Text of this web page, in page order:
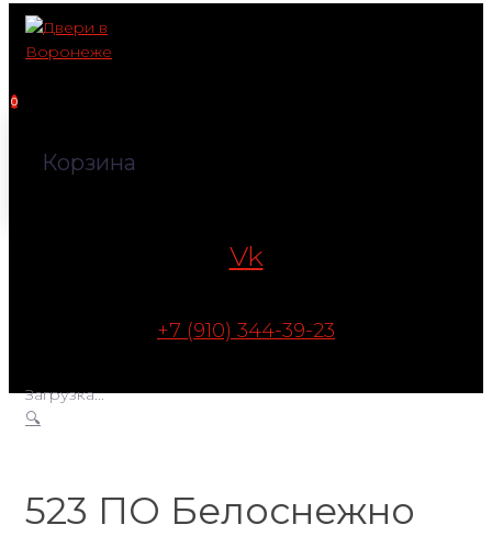
Перейти
контенту
0
Корзина
Vk
+7 (910) 344-39-23
Загрузка...
🔍
523 ПО Белоснежно